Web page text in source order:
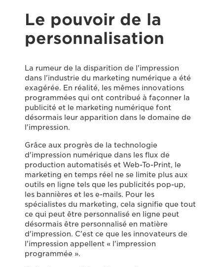
Le pouvoir de la
personnalisation
La rumeur de la disparition de l'impression
dans l'industrie du marketing numérique a été
exagérée. En réalité, les mêmes innovations
programmées qui ont contribué à façonner la
publicité et le marketing numérique font
désormais leur apparition dans le domaine de
l'impression.
Grâce aux progrès de la technologie
d'impression numérique dans les flux de
production automatisés et Web-To-Print, le
marketing en temps réel ne se limite plus aux
outils en ligne tels que les publicités pop-up,
les bannières et les e-mails. Pour les
spécialistes du marketing, cela signifie que tout
ce qui peut être personnalisé en ligne peut
désormais être personnalisé en matière
d'impression. C'est ce que les innovateurs de
l'impression appellent « l'impression
programmée ».